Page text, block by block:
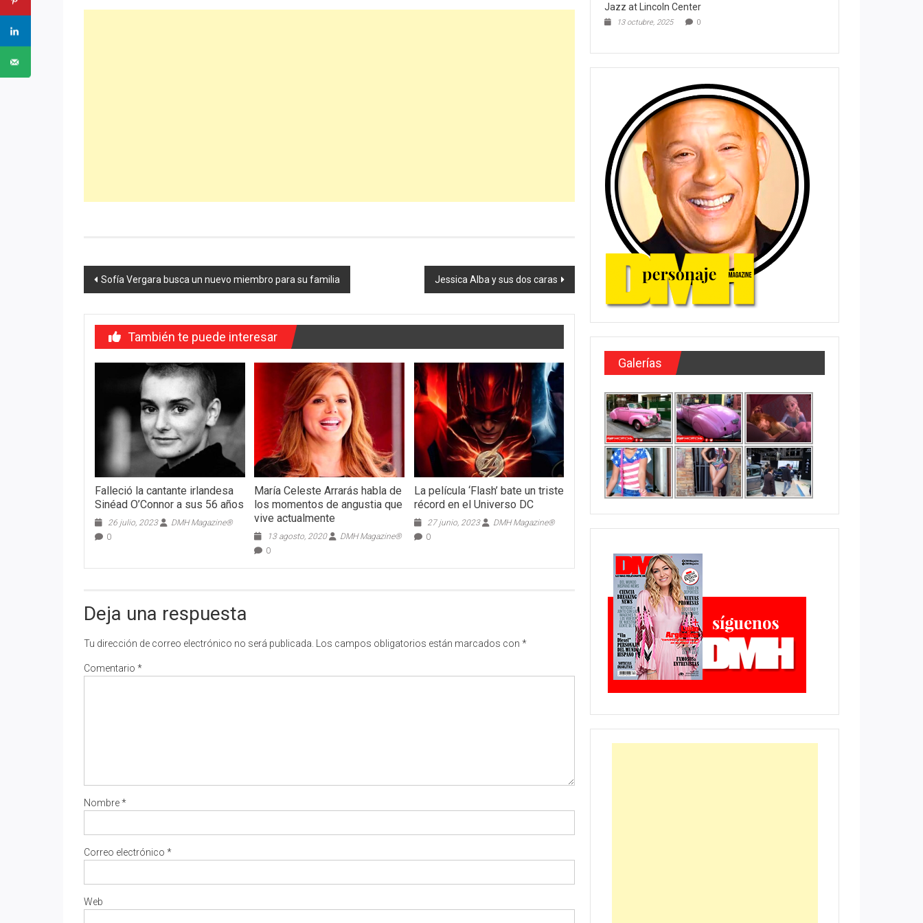
Navegación
entradas
Sofía Vergara busca un nuevo miembro para su familia Jessica Alba y sus dos caras
También te puede interesar
Falleció la cantante irlandesa
Sinéad O’Connor a sus 56 años
26 julio, 2023
DMH Magazine®
0
María Celeste Arrarás habla de
los momentos de angustia que
vive actualmente
13 agosto, 2020
DMH Magazine®
0
La película ‘Flash’ bate un triste
récord en el Universo DC
27 junio, 2023
DMH Magazine®
0
Deja una respuesta
Tu dirección de correo electrónico no será publicada. Los campos obligatorios están marcados con *
Comentario *
Nombre*
Correo electrónico *
Web
Jazz at Lincoln Center
13 octubre, 2025 0
Galerías